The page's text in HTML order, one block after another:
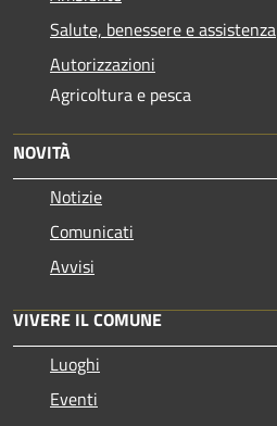
Salute, benessere e assistenza
Autorizzazioni
Agricoltura e pesca
NOVITÀ
Notizie
Comunicati
Avvisi
VIVERE IL COMUNE
Luoghi
Eventi